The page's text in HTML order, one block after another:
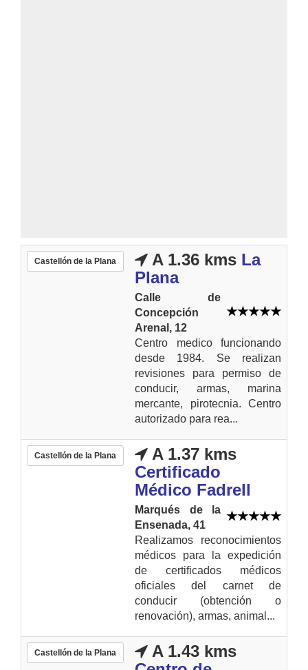
Castellón de la Plana A 1.36 kms La
Plana
Calle de
Concepción
Arenal, 12
Centro medico funcionando
desde 1984. Se realizan
revisiones para permiso de
conducir, armas, marina
mercante, pirotecnia. Centro
autorizado para rea...
Castellón de la Plana
A 1.37 kms
Certificado
Médico Fadrell
Marqués de la
Ensenada, 41
Realizamos reconocimientos
médicos para la expedición
de certificados médicos
oficiales del carnet de
conducir (obtención o
renovación), armas, animal...
Castellón de la Plana
A 1.43 kms